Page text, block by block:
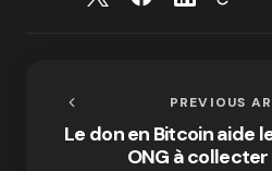
PREVIOUS
Le don en Bitcoin aide
ONG à